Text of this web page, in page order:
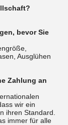
bevor Sie
Ausglühen
Zahlung an
wir ein
ihren Standard.
immer für alle